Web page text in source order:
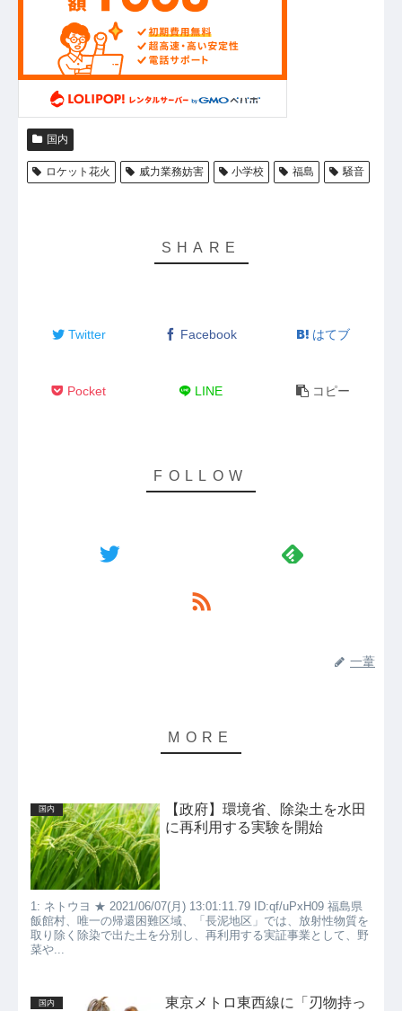
国内
ロケット花火 威力業務妨害 小学校 福島 騒音
Twitter Facebook はてブ
Pocket LINE コピー
一葦
国内
【政府】環境省、除染土を水田
に再利用する実験を開始
1: ネトウヨ ★ 2021/06/07(月) 13:01:11.79 ID:qf/uPxH09 福島県
飯館村、唯一の帰還困難区域、「長泥地区」では、放射性物質を
取り除く除染で出た土を分別し、再利用する実証事業として、野
菜や...
国内
東京メトロ東西線に「刃物持っ